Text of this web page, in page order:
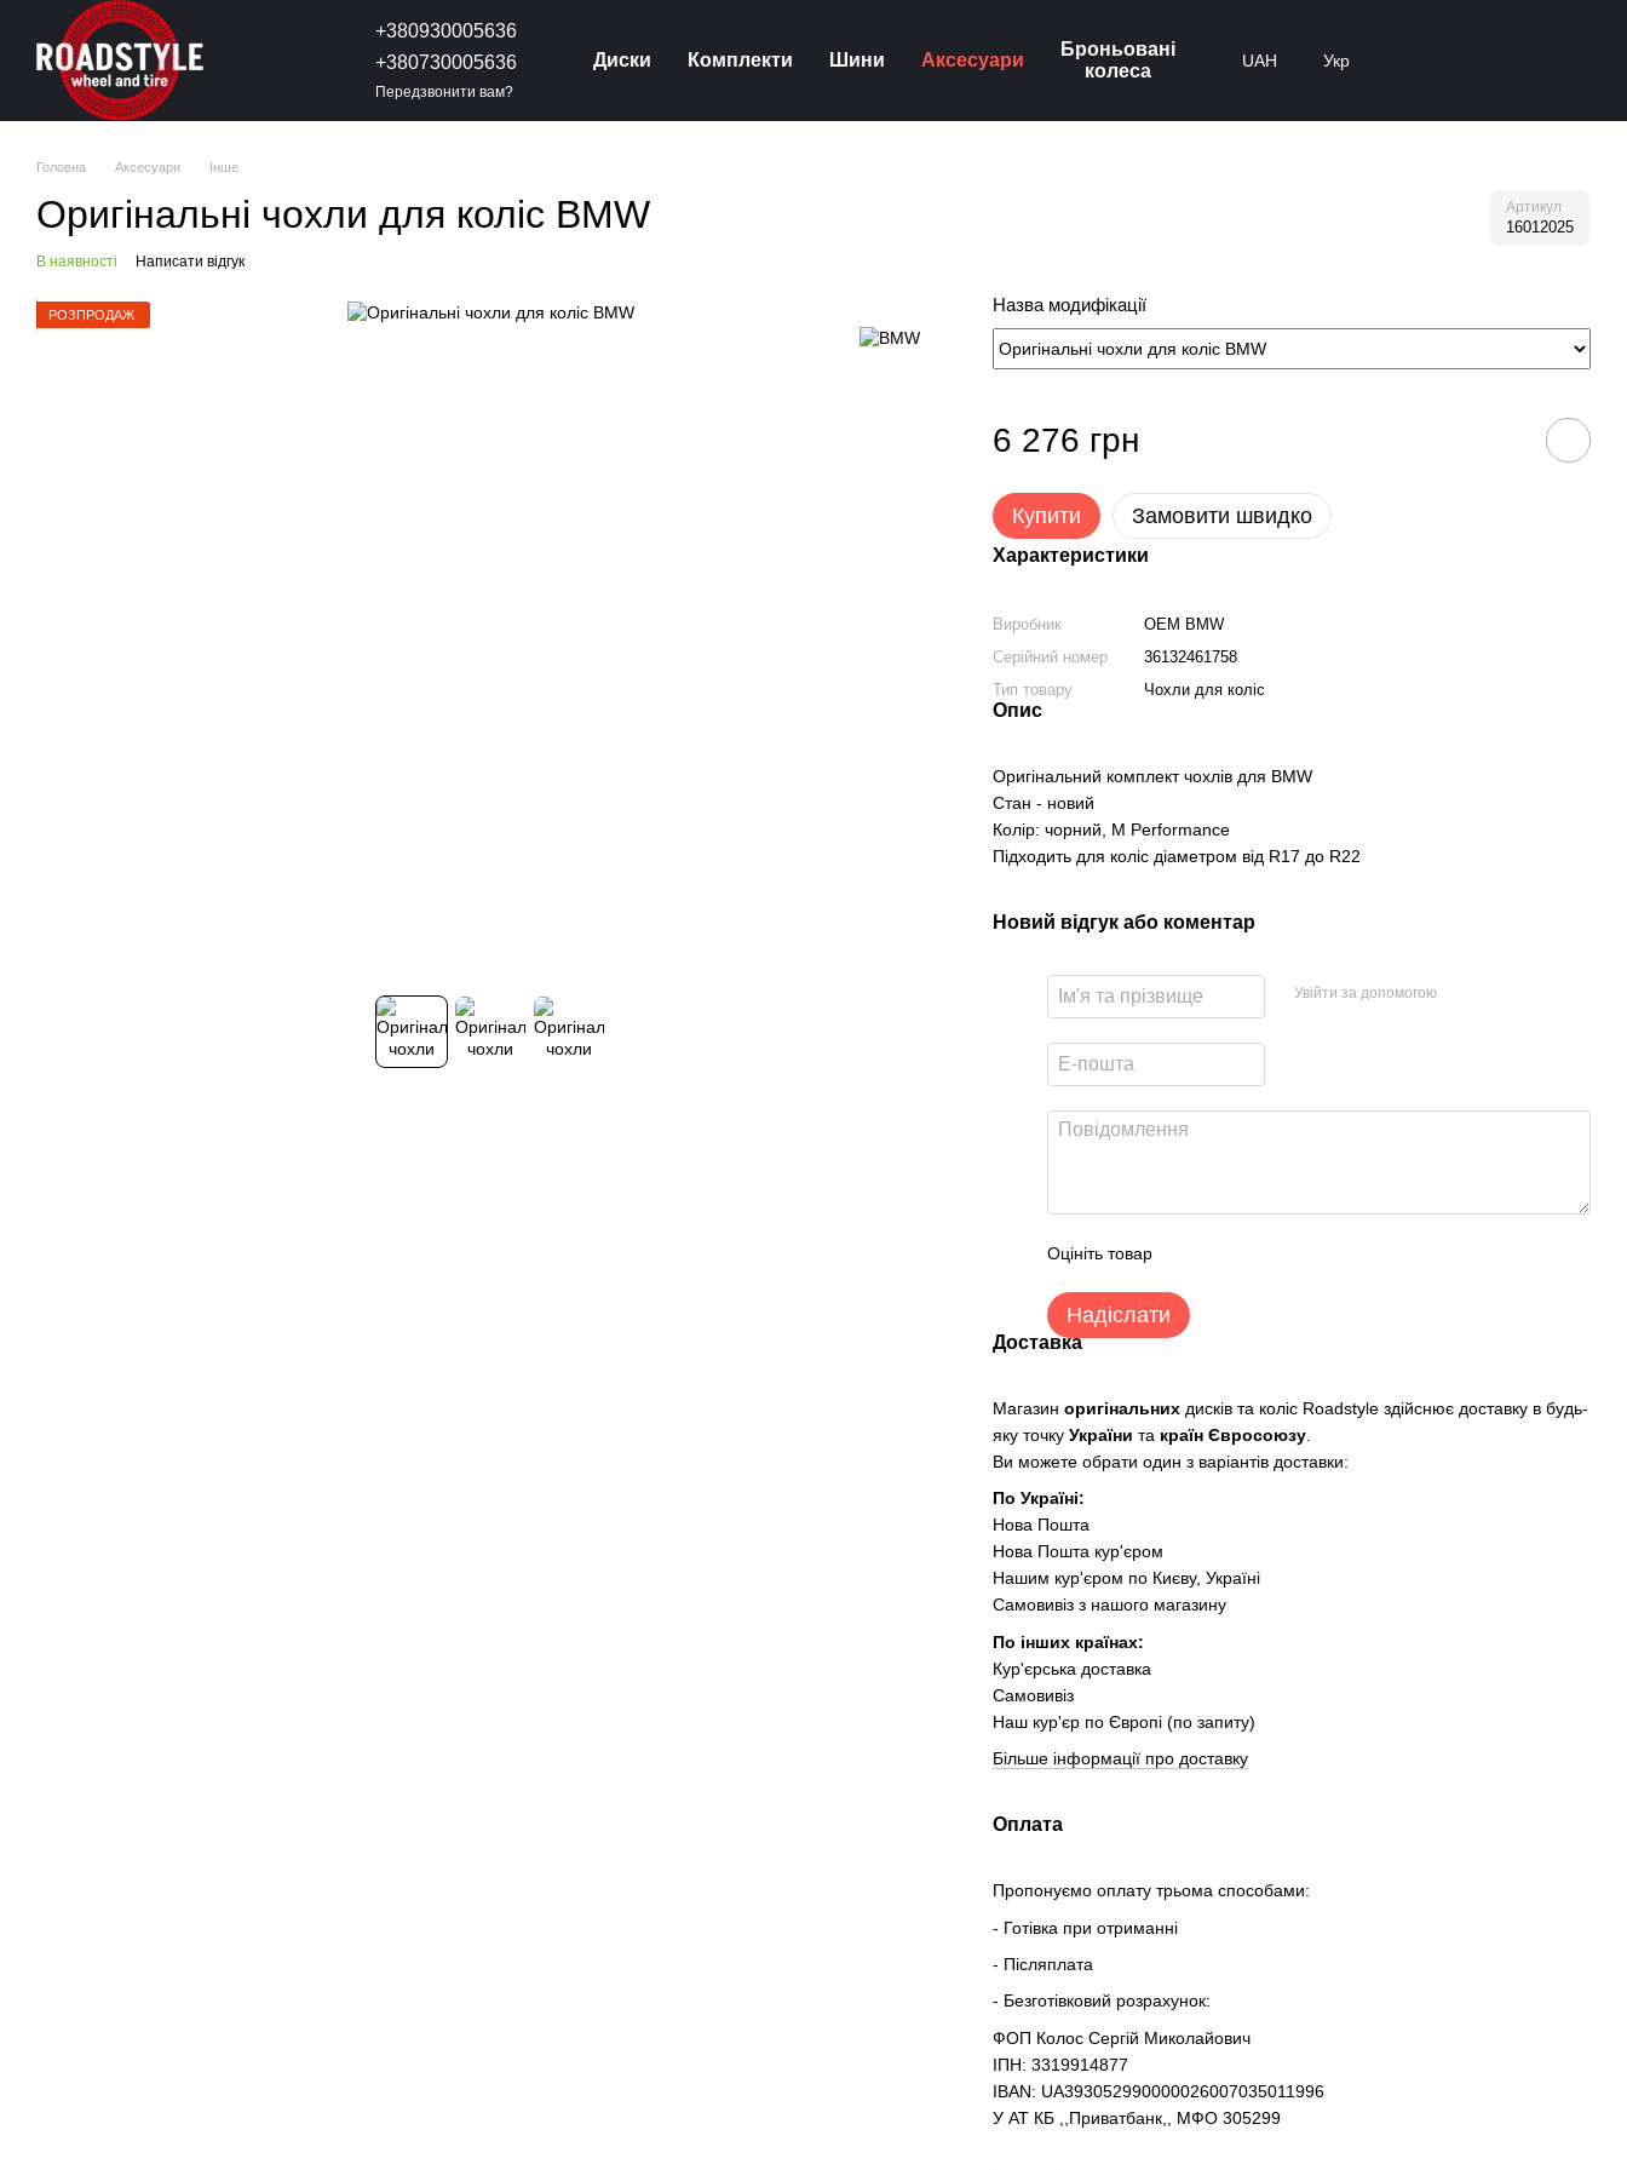
Перейти до основного контенту
+380930005636
+380730005636
Передзвонити вам?
Диски Комплекти Шини Аксесуари
Броньовані
колеса
UAH Укр
Головна Аксесуари Інше
Оригінальні чохли для коліс BMW Артикул
16012025
В наявності Написати відгук
РОЗПРОДАЖ Назва модифікації
6 276 грн
Купити Замовити швидко
Характеристики
Виробник
OEM BMW
Серійний номер
36132461758
Тип товару
Чохли для коліс
Опис
Оригінальний комплект чохлів для BMW
Стан - новий
Колір: чорний, M Performance
Підходить для коліс діаметром від R17 до R22
Новий відгук або коментар
Увійти за допомогою
Оцініть товар
Надіслати
Доставка
Магазиноригінальних дисків та коліс Roadstyle здійснює доставку в будь-
яку точкуУкраїнита країн Євросоюзу
Ви можете обрати один з варіантів доставки:
По Україні:
Нова Пошта
Нова Пошта кур'єром
Нашим кур'єром по Києву, Україні
Самовивіз з нашого магазину
По інших країнах:
Кур'єрська доставка
Самовивіз
Наш кур'єр по Європі (по запиту)
Більше інформації про доставку
Оплата
Пропонуємо оплату трьома способами:
- Готівка при отриманні
- Післяплата
- Безготівковий розрахунок:
ФОП Колос Сергій Миколайович
ІПН: 3319914877
IBAN: UA393052990000026007035011996
У АТ КБ ,,Приватбанк,, МФО 305299